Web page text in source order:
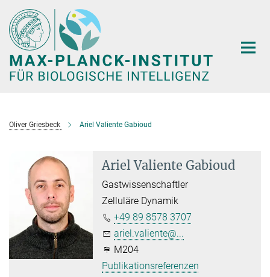
Hauptinhalt
Oliver Griesbeck Ariel Valiente Gabioud
Ariel Valiente Gabioud
Gastwissenschaftler
Zelluläre Dynamik
+49 89 8578 3707
ariel.valiente@...
M204
Publikationsreferenzen